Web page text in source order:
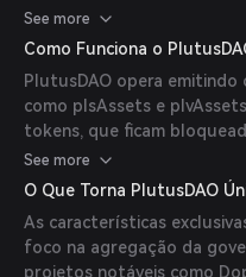
token PLS. Seu objetivo é
governança Layer 2 para
See more
Como Funciona o
PlutusDAO opera emitindo
como plsAssets e
tokens, que ficam
troca, recebem plsAssets
tokens depositados. Esse
mantendo a liquidez.
See more
O Que Torna PlutusDAO
As características
foco na agregação da
projetos notáveis como